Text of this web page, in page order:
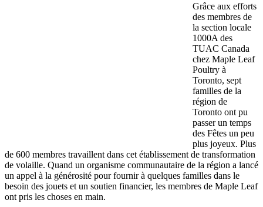
Grâce aux efforts
des membres de
la section locale
1000A des
TUAC Canada
chez Maple Leaf
Poultry à
Toronto, sept
familles de la
région de
Toronto ont pu
passer un temps
des Fêtes un peu
plus joyeux. Plus
de 600 membres travaillent dans cet établissement de transformation
de volaille. Quand un organisme communautaire de la région a lancé
un appel à la générosité pour fournir à quelques familles dans le
besoin des jouets et un soutien financier, les membres de Maple Leaf
ont pris les choses en main.